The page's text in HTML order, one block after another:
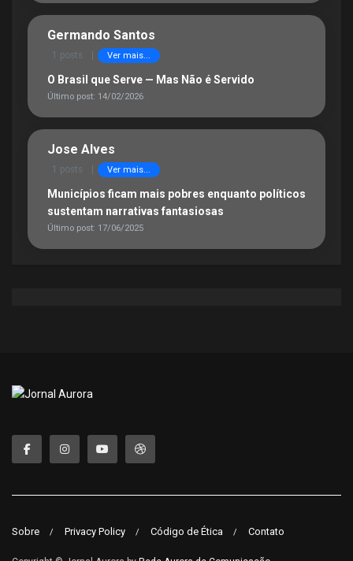
Germando Santos
1 posts Ver mais...
O Brasil que Serve — Mas Não é Servido
Último post: 14/02/2026
Jose Alves
1 posts Ver mais...
Municípios ficam mais pobres enquanto políticos
sustentam narrativas fantasiosas
Último post: 17/06/2025
Sobre Privacy Policy Código de Ética Contato